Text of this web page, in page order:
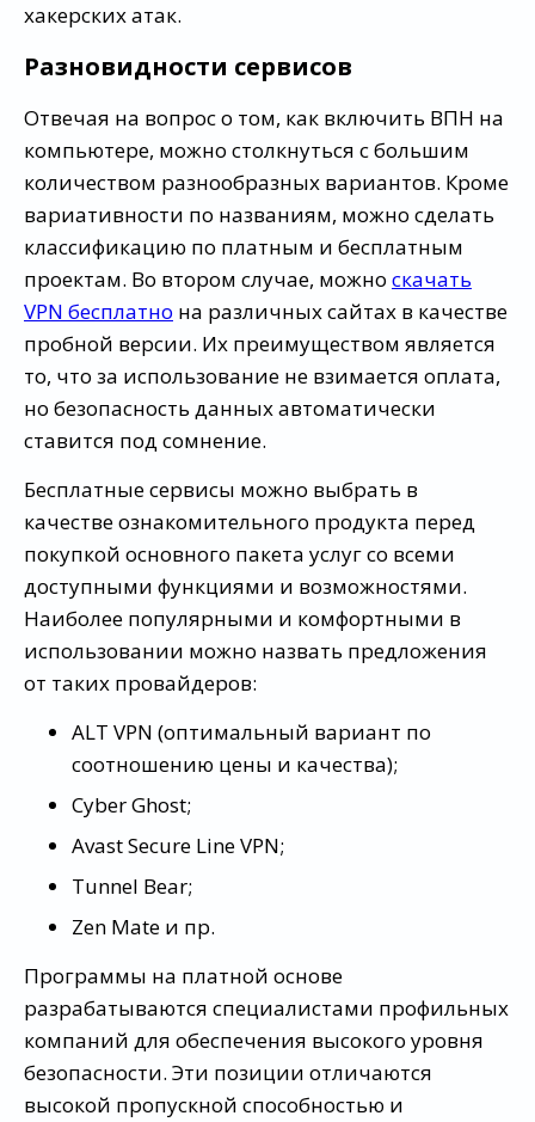
хакерских атак.
Разновидности сервисов
Отвечая на вопрос о том, как включить ВПН на
компьютере, можно столкнуться с большим
количеством разнообразных вариантов. Кроме
вариативности по названиям, можно сделать
классификацию по платным и бесплатным
проектам. Во втором случае, можно скачать
VPN бесплатно на различных сайтах в качестве
пробной версии. Их преимуществом является
то, что за использование не взимается оплата,
но безопасность данных автоматически
ставится под сомнение.
Бесплатные сервисы можно выбрать в
качестве ознакомительного продукта перед
покупкой основного пакета услуг со всеми
доступными функциями и возможностями.
Наиболее популярными и комфортными в
использовании можно назвать предложения
от таких провайдеров:
ALT VPN (оптимальный вариант по
соотношению цены и качества);
Cyber Ghost;
Avast Secure Line VPN;
Tunnel Bear;
Zen Mate и пр.
Программы на платной основе
разрабатываются специалистами профильных
компаний для обеспечения высокого уровня
безопасности. Эти позиции отличаются
высокой пропускной способностью и